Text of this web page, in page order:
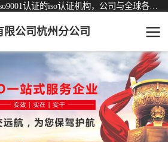
公司杭州分公司
可从事认证业务一览表
ISO9001质量管理体系认证
ISO14001环境管理体系认证